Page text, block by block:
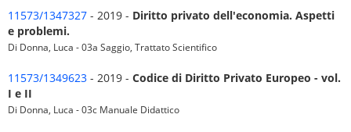
11573/1347327 - 2019 - Diritto privato dell'economia. Aspetti
e problemi.
Di Donna, Luca - 03a Saggio, Trattato Scientifico
11573/1349623 - 2019 - Codice di Diritto Privato Europeo - vol.
I e II
Di Donna, Luca - 03c Manuale Didattico